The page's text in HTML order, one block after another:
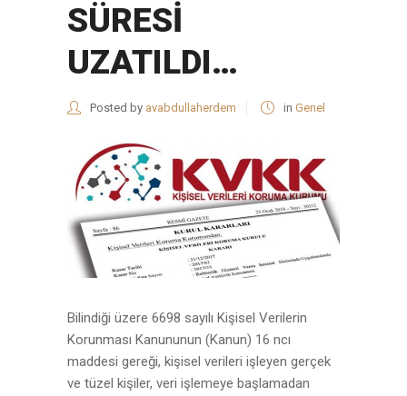
SÜRESİ
UZATILDI…
Posted by avabdullaherdem in Genel
Bilindiği üzere 6698 sayılı Kişisel Verilerin
Korunması Kanununun (Kanun) 16 ncı
maddesi gereği, kişisel verileri işleyen gerçek
ve tüzel kişiler, veri işlemeye başlamadan